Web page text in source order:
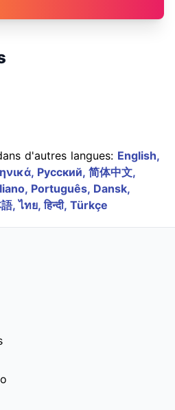
d'autres langues: English,
Русский, 简体中文,
Português, Dansk,
語,ไทย,हिन्दी, Türkçe